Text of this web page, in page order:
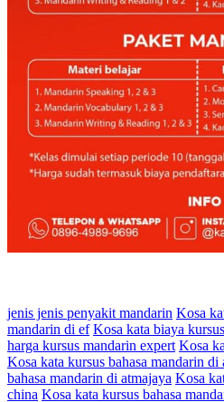
jenis jenis penyakit mandarin Kosa
mandarin di ef Kosa kata biaya
harga kursus mandarin expert Kosa
Kosa kata kursus bahasa mandarin di
bahasa mandarin di atmajaya Kosa
china Kosa kata kursus bahasa